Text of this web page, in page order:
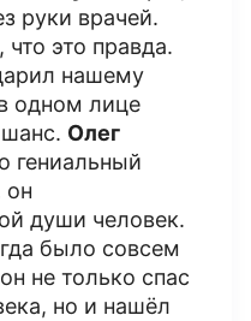
руки врачей.
это правда.
нашему
одном лице
Олег
гениальный
он
души человек.
было совсем
не только спас
но и нашёл